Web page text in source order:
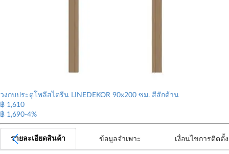
วงกบประตูโพลีสไตรีน LINEDEKOR 90x200 ซม. สีสักด้าน
฿ 1,610
฿ 1,690-4%
รายละเอียดสินค้า ข้อมูลจำเพาะ เงื่อนไขการติดตั้ง